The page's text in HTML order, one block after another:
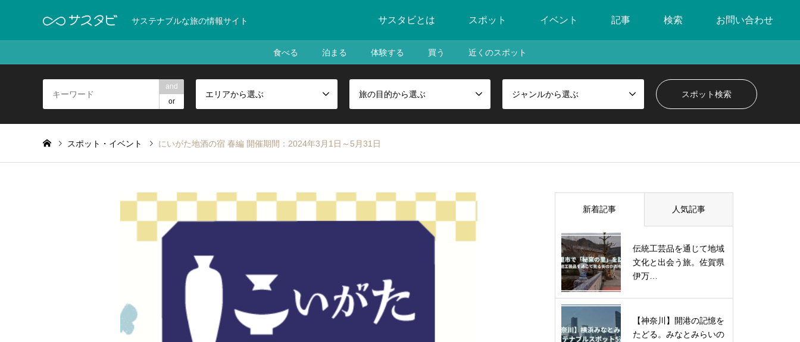
サステナブルな旅の情報サイト サスタビとは スポット イベント 記事 検索 お問い合わせ
食べる 泊まる 体験する 買う 近くのスポット
and
or
エリアから選ぶ 旅の目的から選ぶ ジャンルから選ぶ
スポット・イベント にいがた地酒の宿 春編 開催期間：2024年3月1日～5月31日
新着記事 人気記事
伝統工芸品を通じて地域
文化と出会う旅。佐賀県
伊万…
【神奈川】開港の記憶を
たどる。みなとみらいの